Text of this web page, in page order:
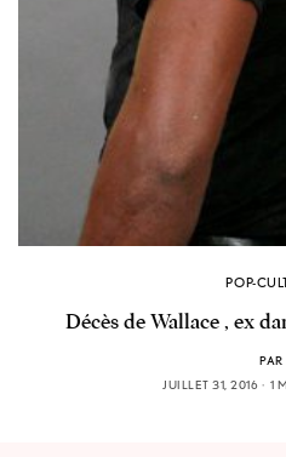
POP-
Décès de Wallace , ex
PAR
JUILLET 31, 2016
1